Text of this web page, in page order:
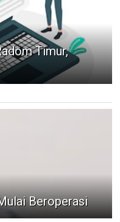
Timur,
Beroperasi